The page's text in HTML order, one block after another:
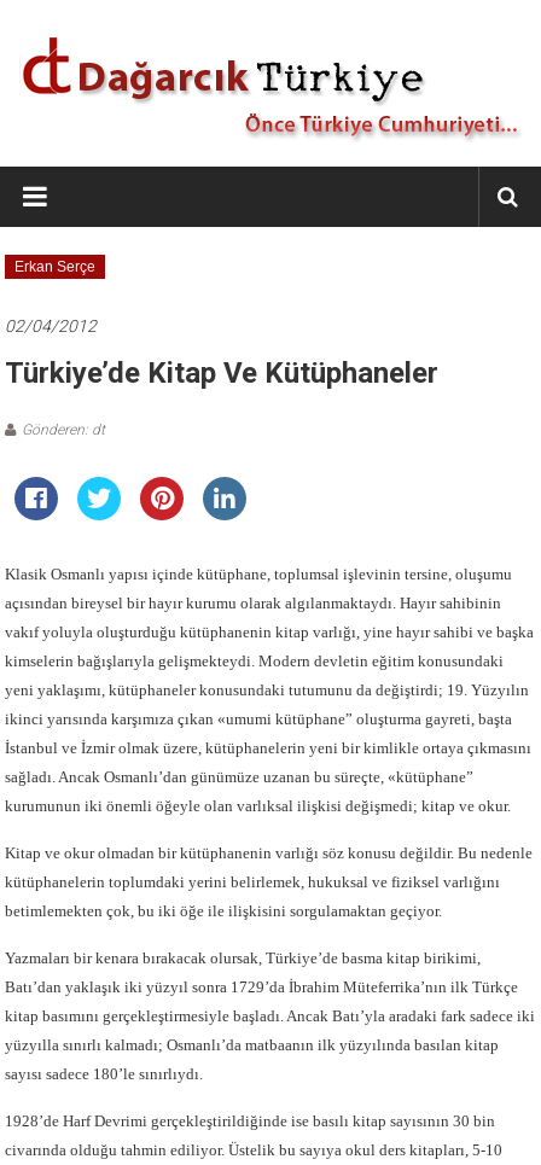
Dağarcık
Türkiye
Önce
Türkiye
Erkan Serçe
02/04/2012
Türkiye’de Kitap Ve Kütüphaneler
Gönderen: dt
Klasik Osmanlı yapısı içinde kütüphane, toplumsal işlevinin tersine, oluşumu
açısından bireysel bir hayır kurumu olarak algılanmaktaydı. Hayır sahibinin
vakıf yoluyla oluşturduğu kütüphanenin kitap varlığı, yine hayır sahibi ve başka
kimselerin bağışlarıyla gelişmekteydi. Modern devletin eğitim konusundaki
yeni yaklaşımı, kütüphaneler konusundaki tutumunu da değiştirdi; 19. Yüzyılın
ikinci yarısında karşımıza çıkan «umumi kütüphane” oluşturma gayreti, başta
İstanbul ve İzmir olmak üzere, kütüphanelerin yeni bir kimlikle ortaya çıkmasını
sağladı. Ancak Osmanlı’dan günümüze uzanan bu süreçte, «kütüphane”
kurumunun iki önemli öğeyle olan varlıksal ilişkisi değişmedi; kitap ve okur.
Kitap ve okur olmadan bir kütüphanenin varlığı söz konusu değildir. Bu nedenle
kütüphanelerin toplumdaki yerini belirlemek, hukuksal ve fiziksel varlığını
betimlemekten çok, bu iki öğe ile ilişkisini sorgulamaktan geçiyor.
Yazmaları bir kenara bırakacak olursak, Türkiye’de basma kitap birikimi,
Batı’dan yaklaşık iki yüzyıl sonra 1729’da İbrahim Müteferrika’nın ilk Türkçe
kitap basımını gerçekleştirmesiyle başladı. Ancak Batı’yla aradaki fark sadece iki
yüzyılla sınırlı kalmadı; Osmanlı’da matbaanın ilk yüzyılında basılan kitap
sayısı sadece 180’le sınırlıydı.
1928’de Harf Devrimi gerçekleştirildiğinde ise basılı kitap sayısının 30 bin
civarında olduğu tahmin ediliyor. Üstelik bu sayıya okul ders kitapları, 5-10